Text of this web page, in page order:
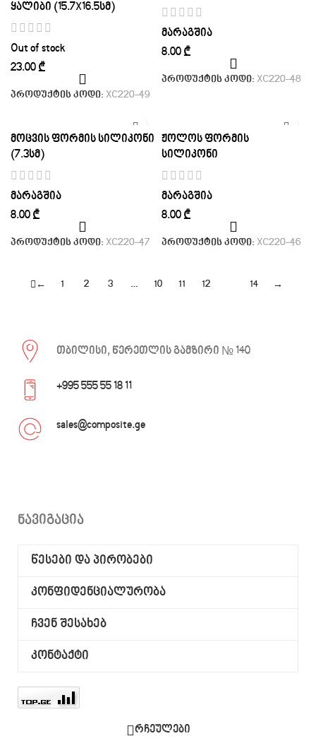
ყალიბი (15.7X16.5სმ)
Out of stock
₾
პროდუქტის კოდი: XC220-49
მარაგშია
₾
პროდუქტის კოდი: XC220-48
მოცვის ფორმის სილიკონი
(7.3სმ)
მარაგშია
₾
პროდუქტის კოდი: XC220-47
ჟოლოს ფორმის
სილიკონი
მარაგშია
₾
პროდუქტის კოდი: XC220-46
← 1 2 3 … 10 11 12 14 →
თბილისი, წერეთლის გამზირი № 140
+995 555 55 18 11
sales@composite.ge
ნავიგაცია
წესები და პირობები
კონფიდენციალურობა
ჩვენ შესახებ
კონტაქტი
რჩეულები